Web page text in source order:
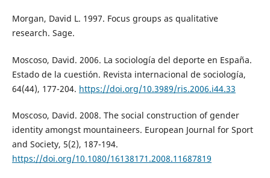
Morgan, David L. 1997. Focus groups as qualitative
research. Sage.
Moscoso, David. 2006. La sociología del deporte en España.
Estado de la cuestión. Revista internacional de sociología,
64(44), 177-204. https://doi.org/10.3989/ris.2006.i44.33
Moscoso, David. 2008. The social construction of gender
identity amongst mountaineers. European Journal for Sport
and Society, 5(2), 187-194.
https://doi.org/10.1080/16138171.2008.11687819